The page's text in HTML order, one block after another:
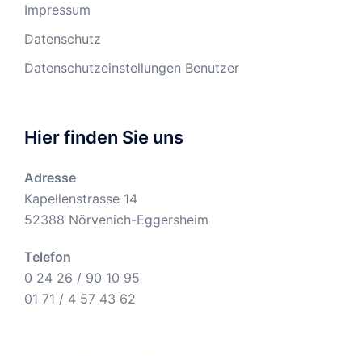
Impressum
Datenschutz
Datenschutzeinstellungen Benutzer
Hier finden Sie uns
Adresse
Kapellenstrasse 14
52388 Nörvenich-Eggersheim
Telefon
0 24 26 / 90 10 95
01 71 / 4 57 43 62